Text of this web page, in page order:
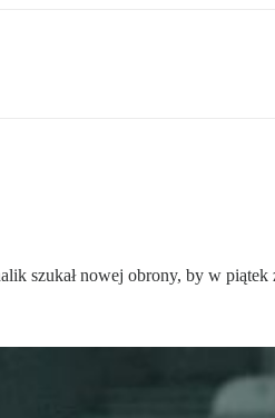
szukał nowej obrony, by w